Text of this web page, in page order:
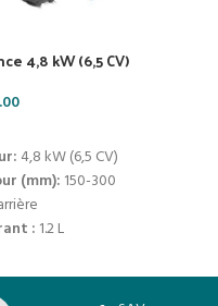
4,8 kW (6,5 CV)
4,8 kW (6,5 CV)
(mm): 150-300
: 1.2 L
4 fraises robustes